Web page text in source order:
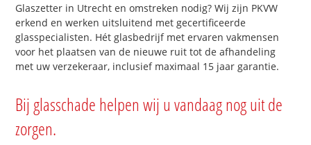
Glaszetter in Utrecht en omstreken nodig? Wij zijn PKVW
erkend en werken uitsluitend met gecertificeerde
glasspecialisten. Hét glasbedrijf met ervaren vakmensen
voor het plaatsen van de nieuwe ruit tot de afhandeling
met uw verzekeraar, inclusief maximaal 15 jaar garantie.
Bij glasschade helpen wij u vandaag nog uit de
zorgen.